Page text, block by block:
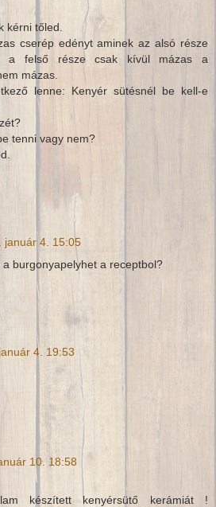
kérni tőled.
cserép edényt aminek az alsó része
a felső része csak kívül mázas a
mázas.
lenne: Kenyér sütésnél be kell-e
tenni vagy nem?
január 4. 15:05
burgonyapelyhet a receptbol?
4. 19:53
10. 18:58
készített kenyérsütő kerámiát !